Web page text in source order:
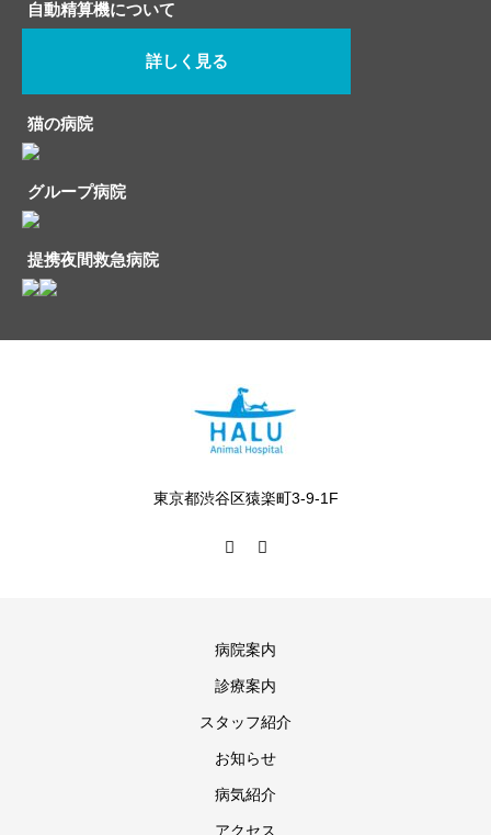
自動精算機について
詳しく見る
猫の病院
グループ病院
提携夜間救急病院
東京都渋谷区猿楽町3-9-1F
病院案内
診療案内
スタッフ紹介
お知らせ
病気紹介
アクセス